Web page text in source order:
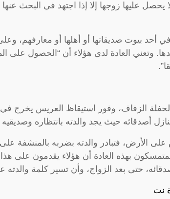
يحصل عليها زوجها إلا إذا اجتهد في البحث
أحد بيوت صديقاتها أو أهلها أو معارفهم،
وتعني العادة لدى هؤلاء أن “الحصول على
لحفلة الزفاف، وفور استيقاظ العريس يخرج
أصدقائه حيث يجد والدته بانتظاره وصديقيه
الأرض، فتبادر والدته بضربه بالمنشفة
بهذه العادة أن هؤلاء يقدمون على
حتى بعد الزواج، وأن تسير كلمة والدته
نت